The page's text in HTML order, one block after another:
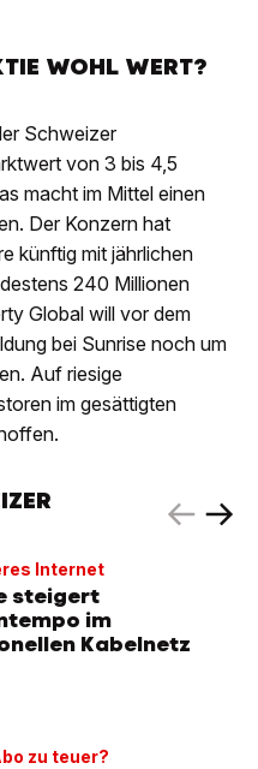
WOHL WERT?
Schweizer
von 3 bis 4,5
macht im Mittel einen
Der Konzern hat
künftig mit jährlichen
240 Millionen
Global will vor dem
bei Sunrise noch um
Auf riesige
im gesättigten
Internet
steigert
im
Kabelnetz
zu teuer?